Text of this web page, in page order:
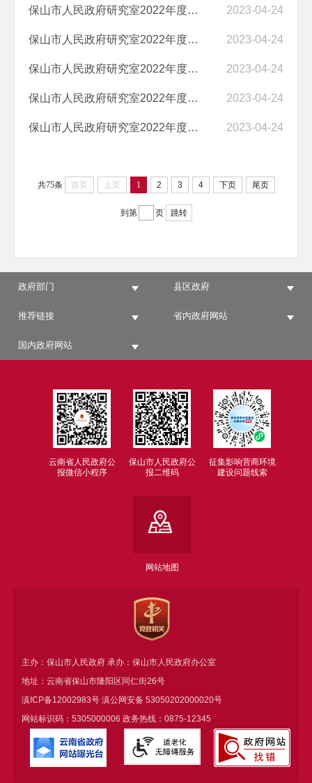
保山市人民政府研究室2022年度部门整体支出绩效自评报告 2023-04-24
保山市人民政府研究室2022年度项目支出绩效自评报告（临聘人员经费） 2023-04-24
保山市人民政府研究室2022年度项目支出绩效自评报告（保山市人民政府公... 2023-04-24
保山市人民政府研究室2022年度项目支出绩效自评报告（2021年下半年公益... 2023-04-24
保山市人民政府研究室2022年度项目支出绩效自评报告（2022年上半年公益... 2023-04-24
共75条 首页 上页 1 2 3 4 下页 尾页
到第 页 跳转
政府部门 县区政府
推荐链接 省内政府网站
国内政府网站
云南省人民政府公
报微信小程序
保山市人民政府公
报二维码
征集影响营商环境
建设问题线索
网站地图
主办：保山市人民政府 承办：保山市人民政府办公室
地址：云南省保山市隆阳区同仁街26号
滇ICP备12002983号滇公网安备 53050202000020号
网站标识码：5305000006 政务热线：0875-12345